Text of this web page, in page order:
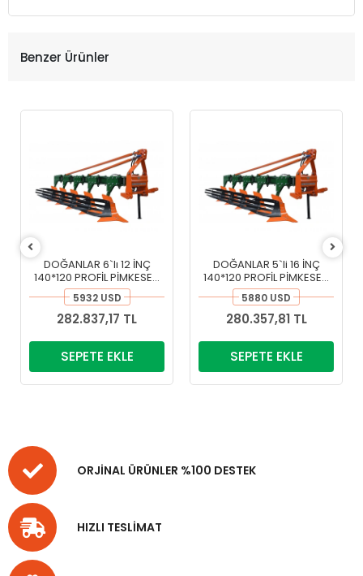
Benzer Ürünler
DOĞANLAR 6`lı 12 İNÇ
140*120 PROFİL PİMKESEN
PULLUK
5932 USD
282.837,17 TL
SEPETE EKLE
DOĞANLAR 5`li 16 İNÇ
140*120 PROFİL PİMKESEN
PULLUK
5880 USD
280.357,81 TL
SEPETE EKLE
ORJİNAL ÜRÜNLER %100 DESTEK
HIZLI TESLİMAT